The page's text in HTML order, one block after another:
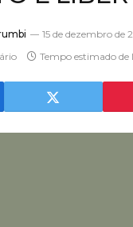
15 de dezembro de
Tempo estimado